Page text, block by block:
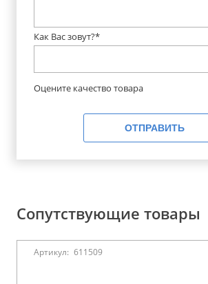
Как Вас зовут?*
Оцените качество товара
ОТПРАВИТЬ
Сопутствующие товары
Артикул: 611509